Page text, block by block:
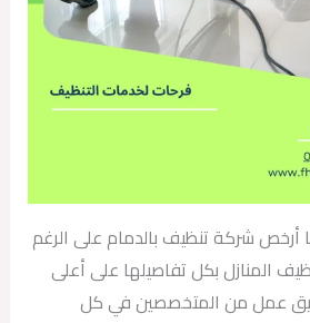
أرخص شركة تنظيف بالدمام على الرغم
المنازل بكل تفاصيلها على أعلى
عمل من المتخصصين في كل